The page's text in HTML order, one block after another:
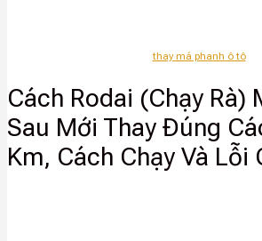
thay má phanh ô tô
Cách Rodai (Chạy Rà)
Sau Mới Thay Đúng
Km, Cách Chạy Và Lỗi